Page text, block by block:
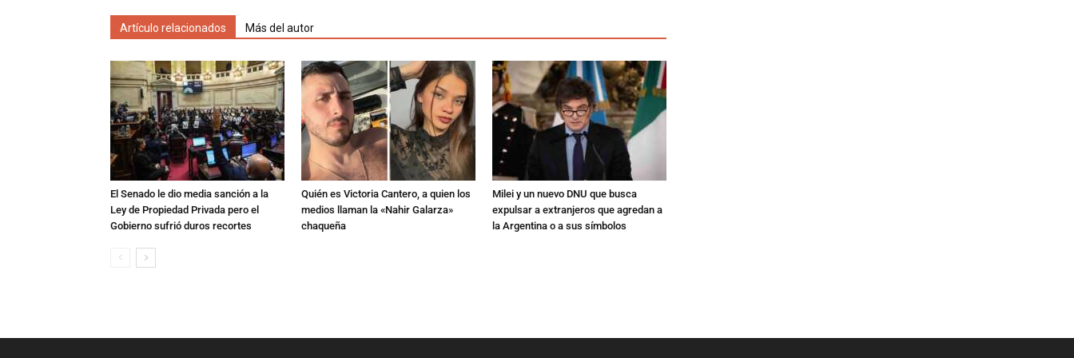
Artículo relacionados Más del autor
El Senado le dio media sanción a la
Ley de Propiedad Privada pero el
Gobierno sufrió duros recortes
Quién es Victoria Cantero, a quien los
medios llaman la «Nahir Galarza»
chaqueña
Milei y un nuevo DNU que busca
expulsar a extranjeros que agredan a
la Argentina o a sus símbolos